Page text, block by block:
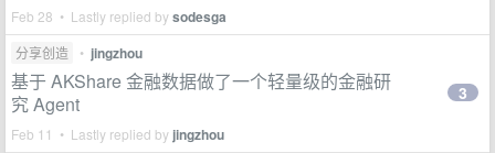
Feb 28 • Lastly replied bysodesga
分享创造 • jingzhou
基于 AKShare 金融数据做了一个轻量级的金融研
究 Agent
Feb 11 • Lastly replied by jingzhou
3